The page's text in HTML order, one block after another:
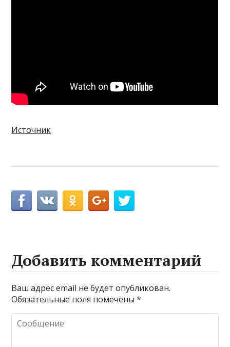
Источник
Добавить комментарий
Ваш адрес email не будет опубликован.
Обязательные поля помечены*